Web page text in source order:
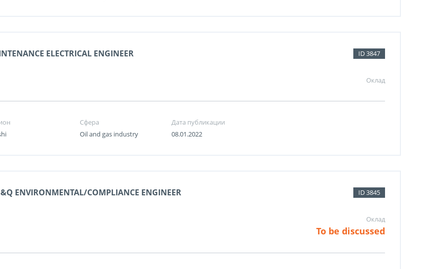
ELECTRICAL ENGINEER ID 3847
Оклад
Сфера
Дата публикации
Oil and gas industry 08.01.2022
ENVIRONMENTAL/COMPLIANCE ENGINEER ID 3845
Оклад
To be discussed